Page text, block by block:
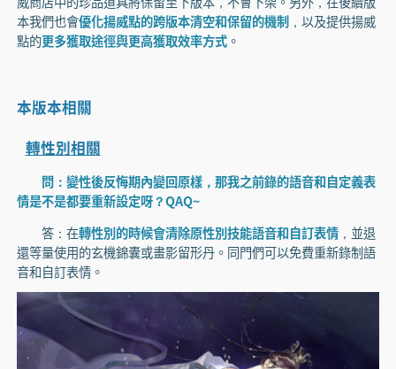
本我們也會優化揚威點的跨版本清空和保留的機制，以及提供揚威
點的更多獲取途徑與更高獲取效率方式。
本版本相關
轉性別相關
問：變性後反悔期內變回原樣，那我之前錄的語音和自定義表
情是不是都要重新設定呀？QAQ~
答：在轉性別的時候會清除原性別技能語音和自訂表情，並退
還等量使用的玄機錦囊或畫影留形丹。同門們可以免費重新錄制語
音和自訂表情。